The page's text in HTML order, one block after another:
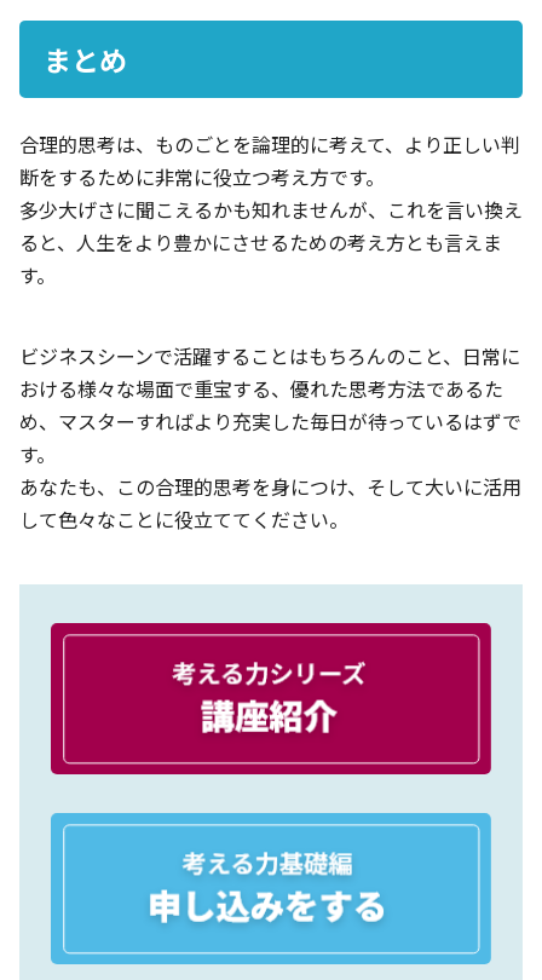
まとめ
合理的思考は、ものごとを論理的に考えて、より正しい判
断をするために非常に役立つ考え方です。
多少大げさに聞こえるかも知れませんが、これを言い換え
ると、人生をより豊かにさせるための考え方とも言えま
す。
ビジネスシーンで活躍することはもちろんのこと、日常に
おける様々な場面で重宝する、優れた思考方法であるた
め、マスターすればより充実した毎日が待っているはずで
す。
あなたも、この合理的思考を身につけ、そして大いに活用
して色々なことに役立ててください。